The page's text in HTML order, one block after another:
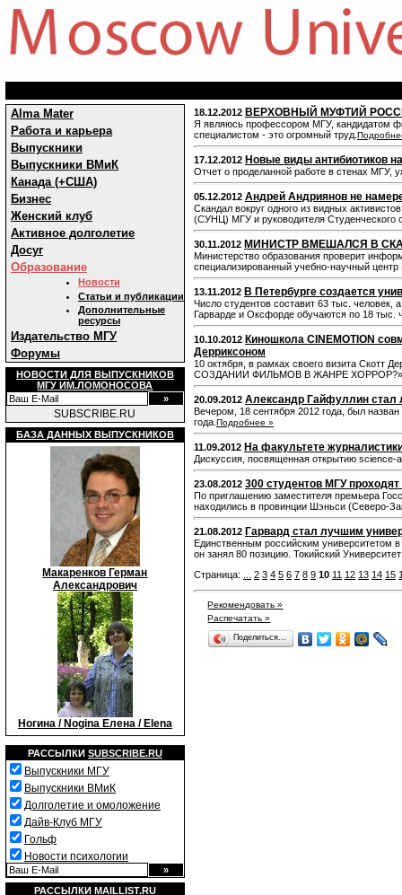
Alma Mater
Работа и карьера
Выпускники
Выпускники ВМиК
Канада (+США)
Бизнес
Женский клуб
Активное долголетие
Досуг
Образование
Новости
Статьи и публикации
Дополнительные
ресурсы
Издательство МГУ
Форумы
НОВОСТИ ДЛЯ ВЫПУСКНИКОВ
МГУ ИМ.ЛОМОНОСОВА
SUBSCRIBE.RU
БАЗА ДАННЫХ ВЫПУСКНИКОВ
Макаренков Герман
Александрович
Ногина / Nogina Елена / Elena
РАССЫЛКИ SUBSCRIBE.RU
Выпускники МГУ
Выпускники ВМиК
Долголетие и омоложение
Дайв-Клуб МГУ
Гольф
Новости психологии
РАССЫЛКИ MAILLIST.RU
18.12.2012 ВЕРХОВНЫЙ МУФТИЙ
Я являюсь профессором МГУ, кандидатом
специалистом - это огромный труд.
17.12.2012 Новые виды антибиотиков
Отчет о проделанной работе в стенах МГУ,
05.12.2012 Андрей Андриянов не
Скандал вокруг одного из видных
(СУНЦ) МГУ и руководителя Студенческого
30.11.2012 МИНИСТР ВМЕШАЛСЯ В
Министерство образования проверит
специализированный учебно‑научный
13.11.2012 В Петербурге создается
Число студентов составит 63 тыс.
Гарварде и Оксфорде обучаются по 18 тыс.
10.10.2012 Киношкола CINEMOTION
Дерриксоном
10 октября, в рамках своего визита
СОЗДАНИИ ФИЛЬМОВ В ЖАНРЕ ХОРРОР?»
20.09.2012 Александр Гайфуллин стал
Вечером, 18 сентября 2012 года, был
года. Подробнее »
11.09.2012 На факультете
Дискуссия, посвященная открытию science-
23.08.2012 300 студентов МГУ
По приглашению заместителя премьера
находились в провинции Шэньси (Северо-
21.08.2012 Гарвард стал лучшим
Единственным российским университетом
он занял 80 позицию. Токийский
Страница:
2 3 4 5 6 7 8 9 10 11 12 13 14 15
Рекомендовать »
Распечатать »
Поделиться…